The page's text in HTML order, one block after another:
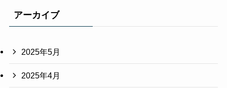
アーカイブ
2025年5月
2025年4月